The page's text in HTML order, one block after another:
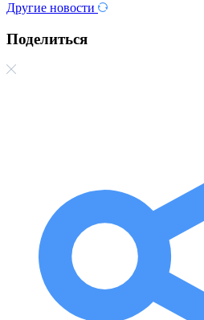
Другие новости
Поделиться